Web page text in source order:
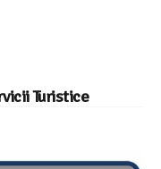
Turistice